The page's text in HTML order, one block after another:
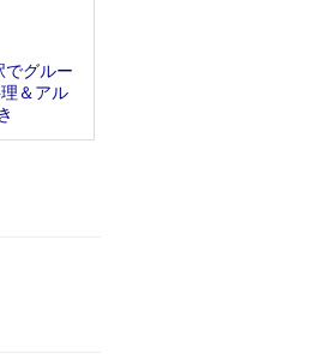
でグルー
＆アル